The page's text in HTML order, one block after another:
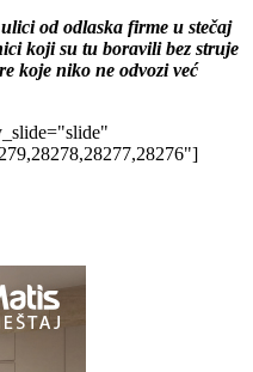
od odlaska firme u stečaj
koji su tu boravili bez struje
koje niko ne odvozi već